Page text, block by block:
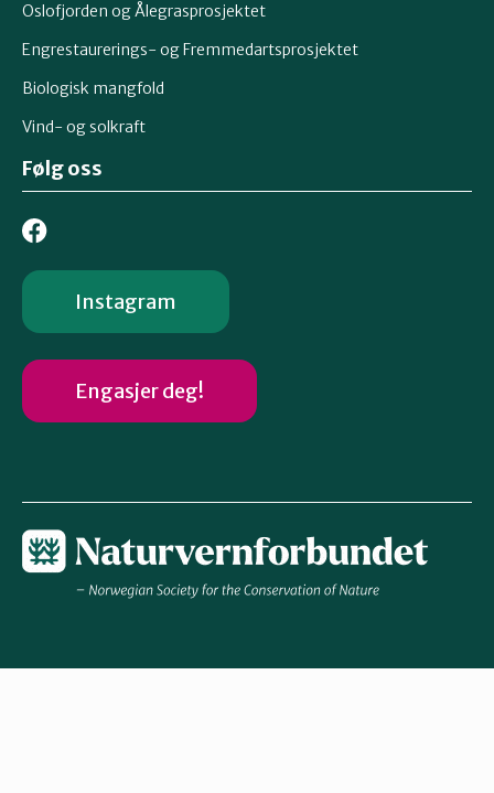
Oslofjorden og Ålegrasprosjektet
Engrestaurerings- og Fremmedartsprosjektet
Biologisk mangfold
Vind- og solkraft
Følg oss
Instagram
Engasjer deg!